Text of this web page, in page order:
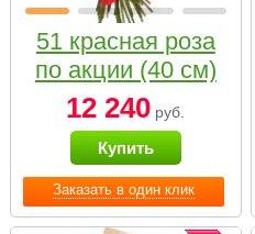
Заказать в один клик
51 красная роза
по акции (40 см)
12 240 руб.
Купить